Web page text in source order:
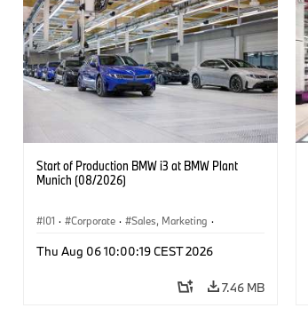
Start of Production BMW i3 at BMW Plant
Munich (08/2026)
I01 · Corporate · Sales, Marketing ·
Thu Aug 06 10:00:19 CEST 2026
7.46 MB